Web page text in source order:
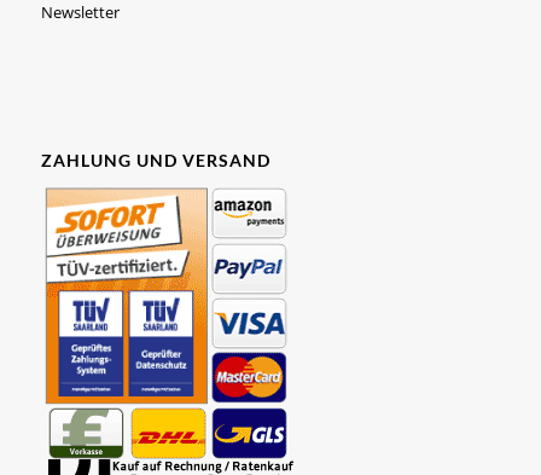
Newsletter
ZAHLUNG UND VERSAND